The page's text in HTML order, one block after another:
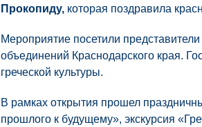
Прокопиду, которая поздравила
Мероприятие посетили
объединений Краснодарского края.
греческой культуры.
В рамках открытия прошел
прошлого к будущему», экскурсия